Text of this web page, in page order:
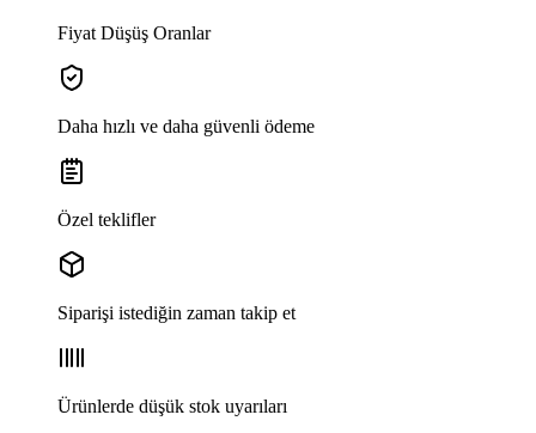
Fiyat Düşüş Oranlar
Daha hızlı ve daha güvenli ödeme
Özel teklifler
Siparişi istediğin zaman takip et
Ürünlerde düşük stok uyarıları